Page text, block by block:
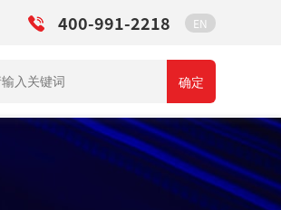
400-991-2218 EN
确定